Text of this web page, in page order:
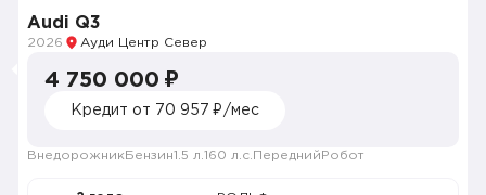
Audi Q3
2026 Ауди Центр Север
4 750 000 ₽
Кредит от 70 957 ₽/мес
Внедорожник Бензин1.5 л. 160 л.с. Передний Робот